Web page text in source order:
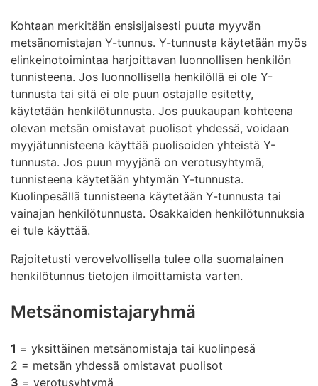
Kohtaan merkitään ensisijaisesti puuta myyvän
metsänomistajan Y-tunnus. Y-tunnusta käytetään myös
elinkeinotoimintaa harjoittavan luonnollisen henkilön
tunnisteena. Jos luonnollisella henkilöllä ei ole Y-
tunnusta tai sitä ei ole puun ostajalle esitetty,
käytetään henkilötunnusta. Jos puukaupan kohteena
olevan metsän omistavat puolisot yhdessä, voidaan
myyjätunnisteena käyttää puolisoiden yhteistä Y-
tunnusta. Jos puun myyjänä on verotusyhtymä,
tunnisteena käytetään yhtymän Y-tunnusta.
Kuolinpesällä tunnisteena käytetään Y-tunnusta tai
vainajan henkilötunnusta. Osakkaiden henkilötunnuksia
ei tule käyttää.
Rajoitetusti verovelvollisella tulee olla suomalainen
henkilötunnus tietojen ilmoittamista varten.
Metsänomistajaryhmä
1 = yksittäinen metsänomistaja tai kuolinpesä
2 = metsän yhdessä omistavat puolisot
3 = verotusyhtymä